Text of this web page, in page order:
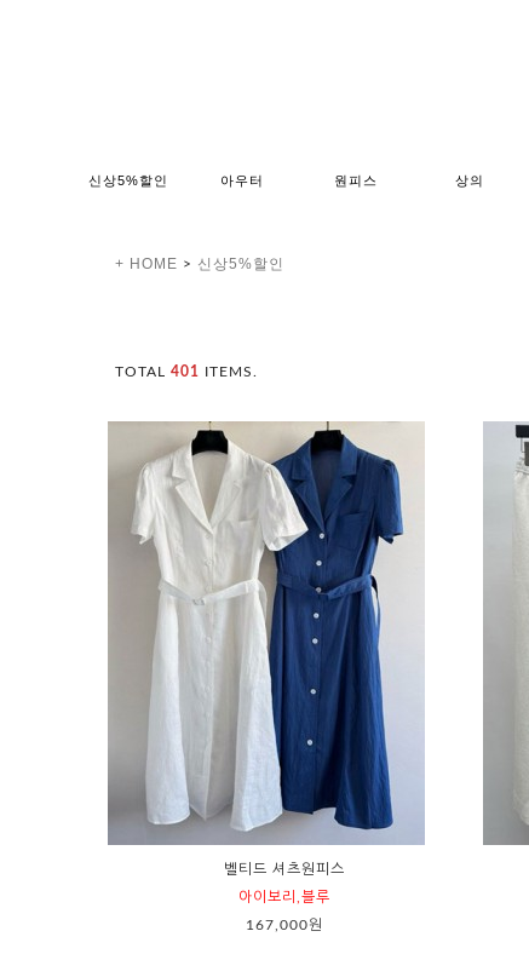
신상5%할인 아우터 원피스 상의
+ HOME > 신상5%할인
TOTAL 401 ITEMS.
벨티드 셔츠원피스
아이보리,블루
167,000원